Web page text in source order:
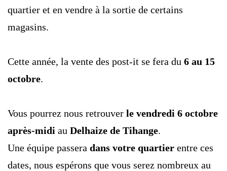
quartier et en vendre à la sortie de certains
magasins.
Cette année, la vente des post-it se fera du 6 au 15
octobre.
Vous pourrez nous retrouver le vendredi 6 octobre
après-midi au Delhaize de Tihange.
Une équipe passera dans votre quartier entre ces
dates, nous espérons que vous serez nombreux au